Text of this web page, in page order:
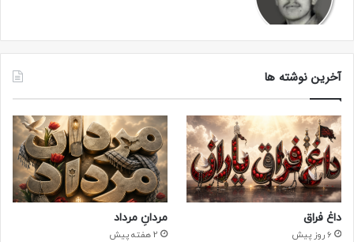
آخرین نوشته ها
داغ فراق
6 روز پیش
مردانِ مرداد
2 هفته پیش